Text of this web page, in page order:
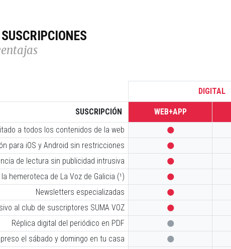
DIGITAL
SUSCRIPCIÓN WEB+APP
a todos los contenidos de la web

para iOS y Android sin restricciones 
de lectura sin publicidad intrusiva 
hemeroteca de La Voz de Galicia (¹) 
Newsletters especializadas 
al club de suscriptores SUMA VOZ 
Réplica digital del periódico en PDF 
el sábado y domingo en tu casa 